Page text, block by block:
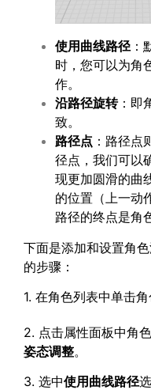
使用曲线路径：
时，您可以为角
作。
沿路径旋转：即
致。
路径点 ：路径点
径点，我们可以
现更加圆滑的曲
的位置（上一动
路径的终点是角
下面是添加和设置角
的步骤：
1. 在角色列表中单击角
2. 点击属性面板中角
姿态调整。
3. 选中使用曲线路径